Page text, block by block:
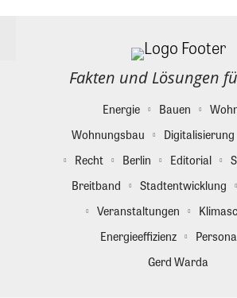
Fakten und Lösungen
Energie Bauen
Wohnungsbau
Digitalisierung
Recht
Berlin Editorial
Breitband
Stadtentwicklung
Veranstaltungen
Energieeffizienz
Gerd Warda